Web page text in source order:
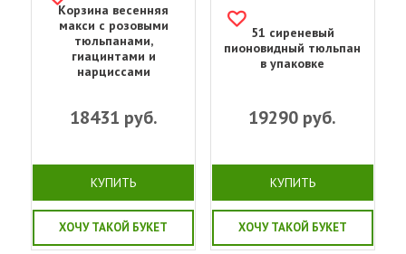
Корзина весенняя
макси с розовыми
тюльпанами,
гиацинтами и
нарциссами
18431 руб.
КУПИТЬ
ХОЧУ ТАКОЙ БУКЕТ
51 сиреневый
пионовидный тюльпан
в упаковке
19290 руб.
КУПИТЬ
ХОЧУ ТАКОЙ БУКЕТ